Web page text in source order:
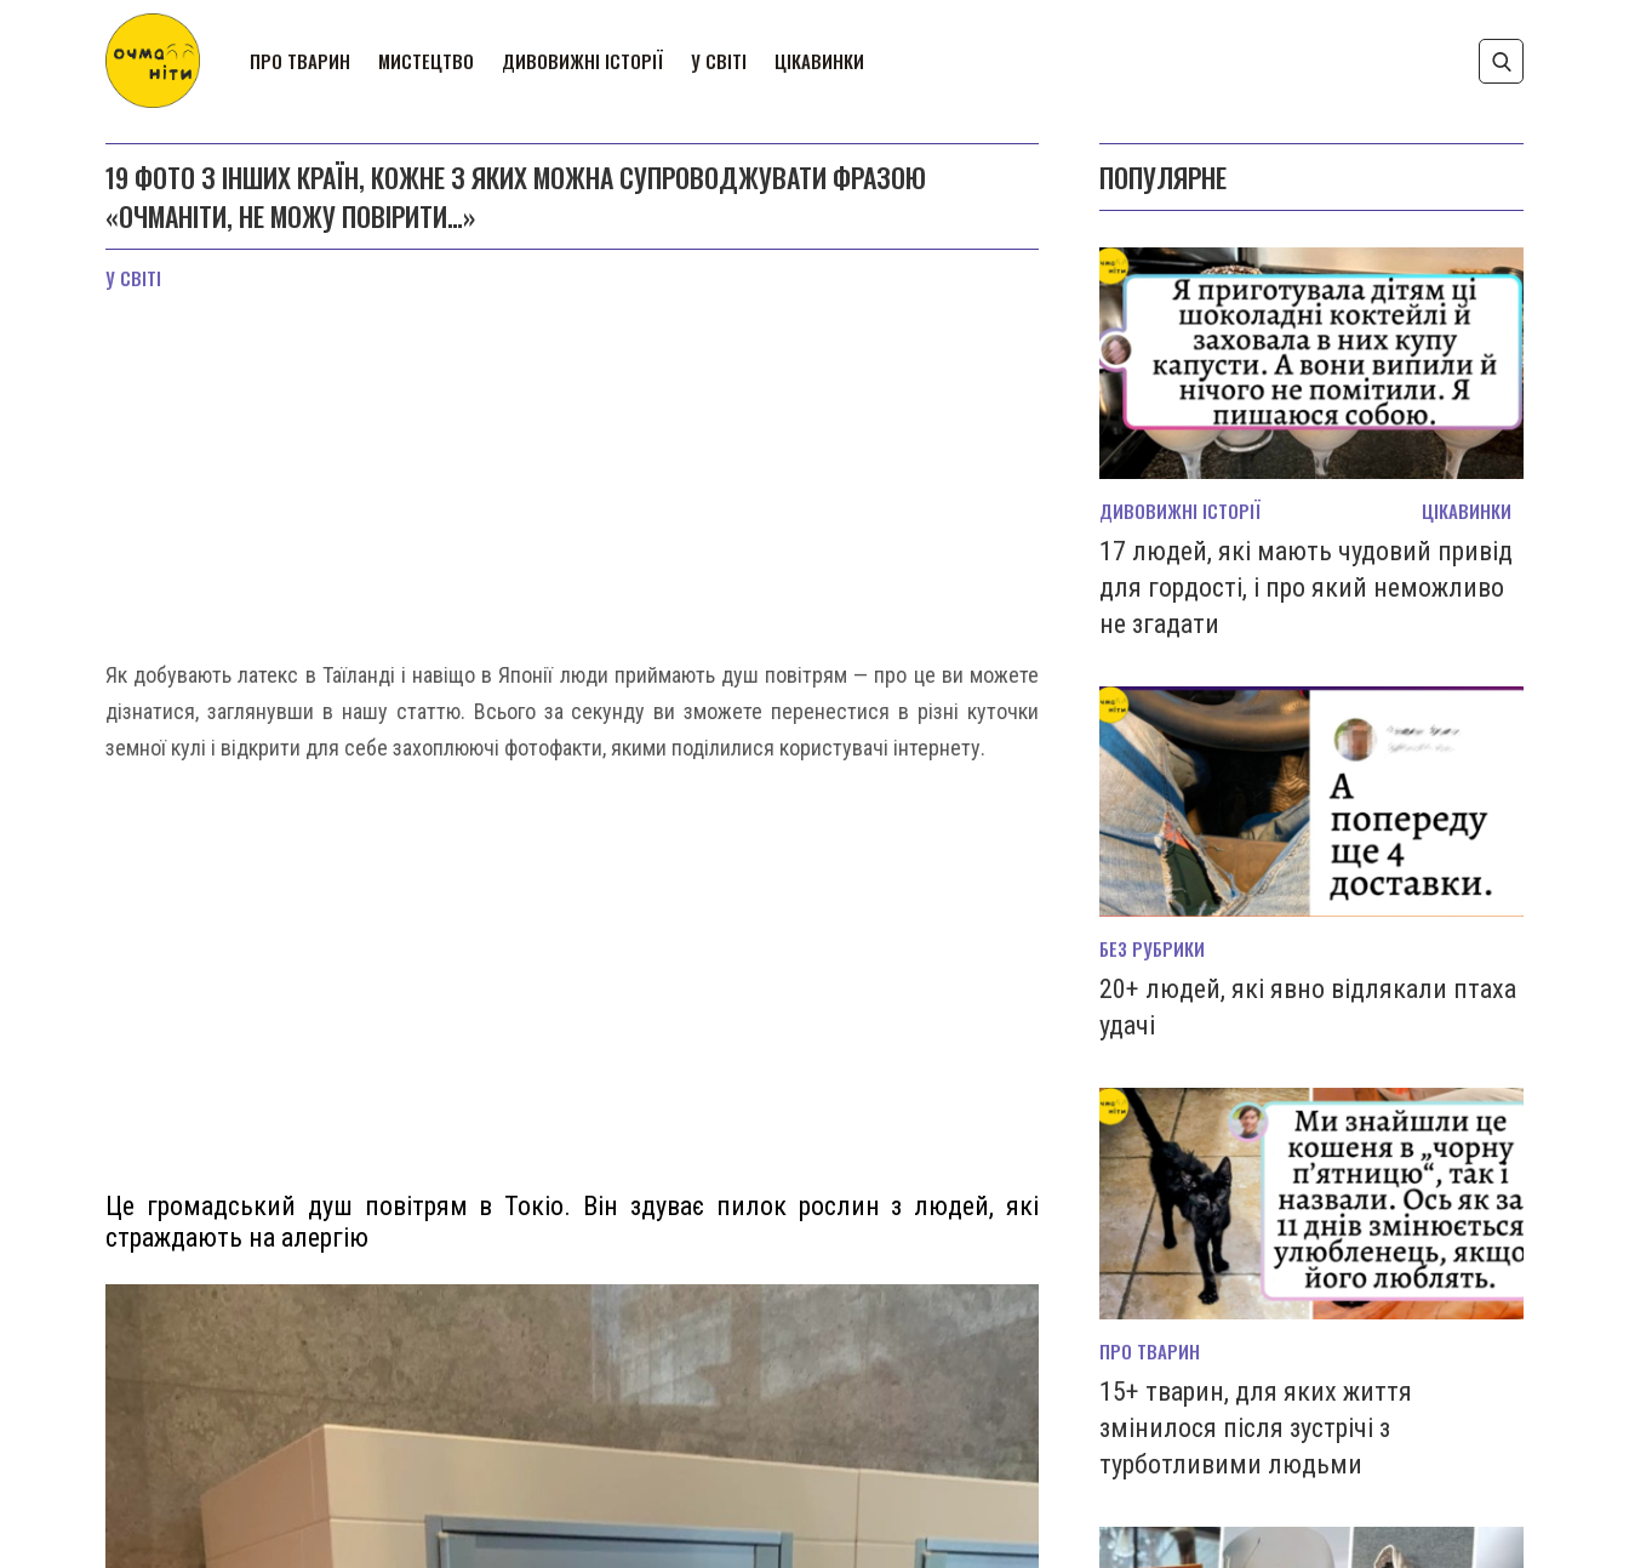
ПРО ТВАРИН МИСТЕЦТВО ДИВОВИЖНІ ІСТОРІЇ У СВІТІ ЦІКАВИНКИ
19 ФОТО З ІНШИХ КРАЇН, КОЖНЕ З ЯКИХ МОЖНА СУПРОВОДЖУВАТИ ФРАЗОЮ
«ОЧМАНІТИ, НЕ МОЖУ ПОВІРИТИ…»
У СВІТІ
Як добувають латекс в Таїланді і навіщо в Японії люди приймають душ повітрям — про це ви можете
дізнатися, заглянувши в нашу статтю. Всього за секунду ви зможете перенестися в різні куточки
земної кулі і відкрити для себе захоплюючі фотофакти, якими поділилися користувачі інтернету.
Це громадський душ повітрям в Токіо. Він здуває пилок рослин з людей, які
страждають на алергію
ПОПУЛЯРНЕ
ДИВОВИЖНІ ІСТОРІЇ ЦІКАВИНКИ
17 людей, які мають чудовий привід
для гордості, і про який неможливо
не згадати
БЕЗ РУБРИКИ
20+ людей, які явно відлякали птаха
удачі
ПРО ТВАРИН
15+ тварин, для яких життя
змінилося після зустрічі з
турботливими людьми